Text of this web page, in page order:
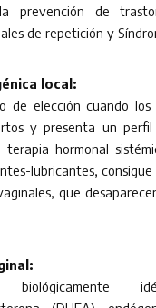
prevención de
de repetición y
local:
de elección cuando los
y presenta un perfil
hormonal
lubricantes,
que